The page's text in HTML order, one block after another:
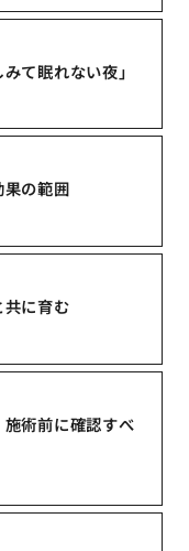
て眠れない夜」
の範囲
に育む
術前に確認すべ